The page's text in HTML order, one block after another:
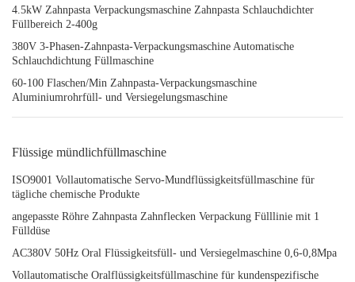
4.5kW Zahnpasta Verpackungsmaschine Zahnpasta Schlauchdichter
Füllbereich 2-400g
380V 3-Phasen-Zahnpasta-Verpackungsmaschine Automatische
Schlauchdichtung Füllmaschine
60-100 Flaschen/Min Zahnpasta-Verpackungsmaschine
Aluminiumrohrfüll- und Versiegelungsmaschine
Flüssige mündlichfüllmaschine
ISO9001 Vollautomatische Servo-Mundflüssigkeitsfüllmaschine für
tägliche chemische Produkte
angepasste Röhre Zahnpasta Zahnflecken Verpackung Fülllinie mit 1
Fülldüse
AC380V 50Hz Oral Flüssigkeitsfüll- und Versiegelmaschine 0,6-0,8Mpa
Vollautomatische Oralflüssigkeitsfüllmaschine für kundenspezifische